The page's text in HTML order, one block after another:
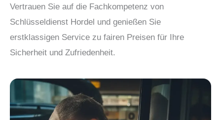
Vertrauen Sie auf die Fachkompetenz von
Schlüsseldienst Hordel und genießen Sie
erstklassigen Service zu fairen Preisen für Ihre
Sicherheit und Zufriedenheit.